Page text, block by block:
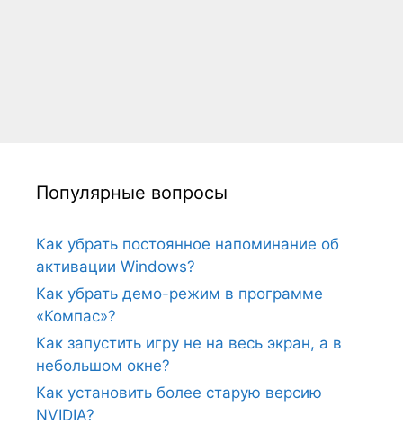
Популярные вопросы
Как убрать постоянное напоминание об
активации Windows?
Как убрать демо-режим в программе
«Компас»?
Как запустить игру не на весь экран, а в
небольшом окне?
Как установить более старую версию
NVIDIA?